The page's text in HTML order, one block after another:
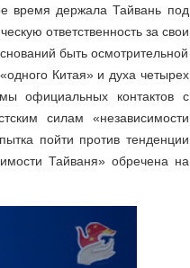
время держала Тайвань под
ответственность за свои
быть осмотрительной
Китая» и духа четырех
официальных контактов с
силам «независимости
пойти против тенденции
Тайваня» обречена на